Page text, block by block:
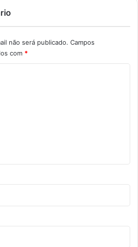
não será publicado. Campos
com *